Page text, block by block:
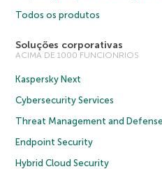
Todos os produtos
Soluções corporativas
ACIMA DE 1000 FUNCIONRIOS
Kaspersky Next
Cybersecurity Services
Threat Management and Defense
Endpoint Security
Hybrid Cloud Security